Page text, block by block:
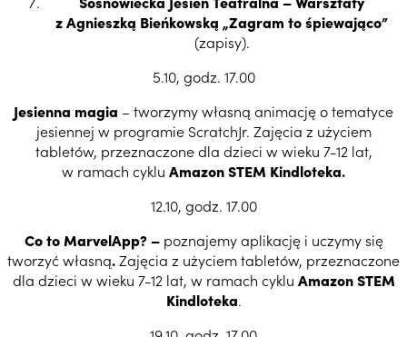
z Agnieszką Bieńkowską „Zagram to śpiewająco”
(zapisy).
5.10, godz. 17.00
Jesienna magia – tworzymy własną animację o tematyce
jesiennej w programie ScratchJr. Zajęcia z użyciem
tabletów, przeznaczone dla dzieci w wieku 7-12 lat,
w ramach cyklu Amazon STEM Kindloteka.
12.10, godz. 17.00
Co to MarvelApp? – poznajemy aplikację i uczymy się
tworzyć własną.Zajęcia z użyciem tabletów, przeznaczone
dla dzieci w wieku 7-12 lat, w ramach cyklu Amazon STEM
Kindloteka.